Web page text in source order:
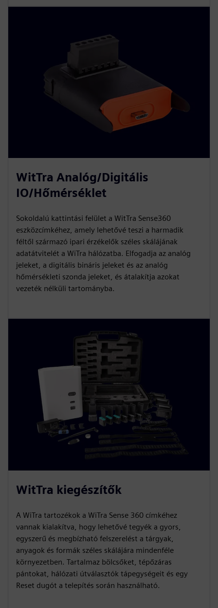
WitTra Analóg/Digitális
IO/Hőmérséklet
Sokoldalú kattintási felület a WitTra Sense360
eszközcímkéhez, amely lehetővé teszi a harmadik
féltől származó ipari érzékelők széles skálájának
adatátvitelét a WiTra hálózatba. Elfogadja az analóg
jeleket, a digitális bináris jeleket és az analóg
hőmérsékleti szonda jeleket, és átalakítja azokat
vezeték nélküli tartományba.
WitTra kiegészítők
A WiTra tartozékok a WiTra Sense 360 címkéhez
vannak kialakítva, hogy lehetővé tegyék a gyors,
egyszerű és megbízható felszerelést a tárgyak,
anyagok és formák széles skálájára mindenféle
környezetben. Tartalmaz bölcsőket, tépőzáras
pántokat, hálózati útválasztók tápegységeit és egy
Reset dugót a telepítés során használható.